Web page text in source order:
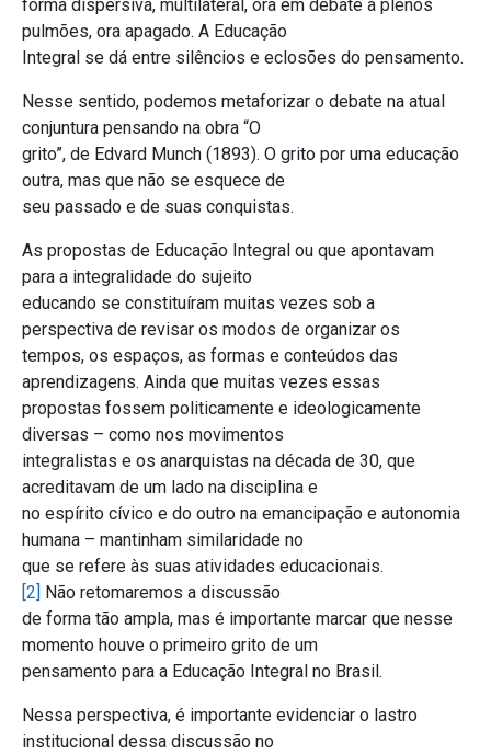
forma dispersiva, multilateral, ora em debate a plenos
pulmões, ora apagado. A Educação
Integral se dá entre silêncios e eclosões do pensamento.
Nesse sentido, podemos metaforizar o debate na atual
conjuntura pensando na obra “O
grito”, de Edvard Munch (1893). O grito por uma educação
outra, mas que não se esquece de
seu passado e de suas conquistas.
As propostas de Educação Integral ou que apontavam
para a integralidade do sujeito
educando se constituíram muitas vezes sob a
perspectiva de revisar os modos de organizar os
tempos, os espaços, as formas e conteúdos das
aprendizagens. Ainda que muitas vezes essas
propostas fossem politicamente e ideologicamente
diversas – como nos movimentos
integralistas e os anarquistas na década de 30, que
acreditavam de um lado na disciplina e
no espírito cívico e do outro na emancipação e autonomia
humana – mantinham similaridade no
que se refere às suas atividades educacionais.
[2] Não retomaremos a discussão
de forma tão ampla, mas é importante marcar que nesse
momento houve o primeiro grito de um
pensamento para a Educação Integral no Brasil.
Nessa perspectiva, é importante evidenciar o lastro
institucional dessa discussão no